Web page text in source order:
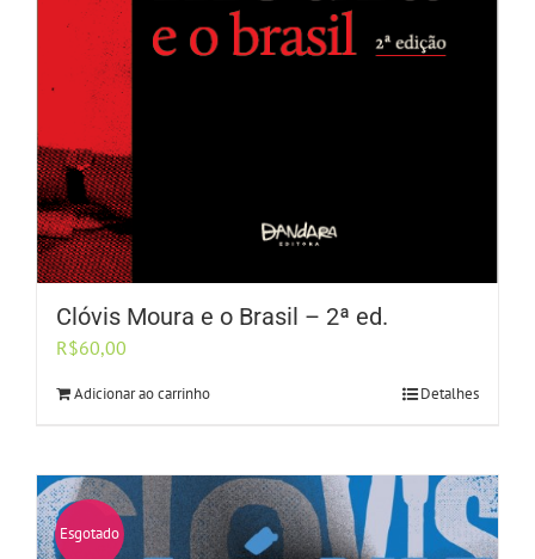
Clóvis Moura e o Brasil – 2ª ed.
R$60,00
Adicionar ao carrinho Detalhes
Esgotado